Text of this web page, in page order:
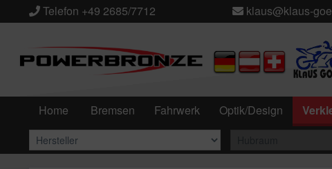
Telefon +49 2685/7712 klaus@klaus-
Home Bremsen Fahrwerk Optik/Design